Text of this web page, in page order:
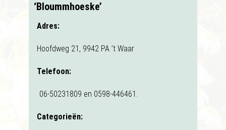
‘Bloummhoeske’
Adres:
Hoofdweg 21, 9942 PA ’t Waar
Telefoon:
06-50231809 en 0598-446461.
Categorieën: